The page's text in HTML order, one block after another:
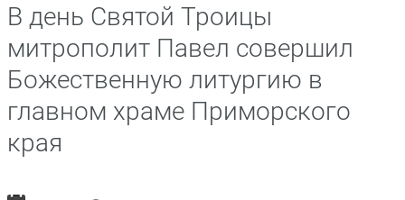
В день Святой Троицы
митрополит Павел совершил
Божественную литургию в
главном храме Приморского
края